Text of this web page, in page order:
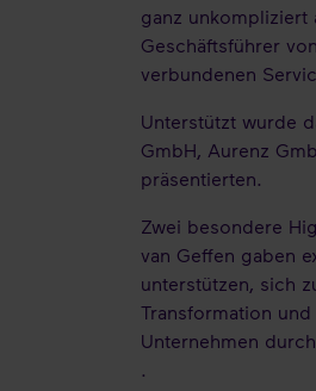
ganz unkompliziert
Geschäftsführer
verbundenen
Unterstützt wurde
GmbH, Aurenz
präsentierten.
Zwei besondere
van Geffen gaben
unterstützen, sich
Transformation
Unternehmen
.